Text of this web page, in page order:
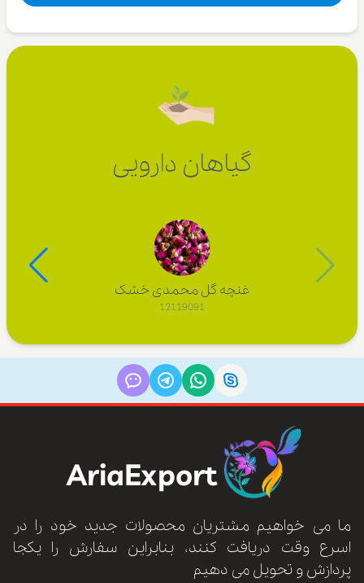
گیاهان دارویی
غنچه گل محمدی خشک
12119091
AriaExport
ما می خواهیم مشتریان محصولات جدید خود را در
اسرع وقت دریافت کنند، بنابراین سفارش را یکجا
پردازش و تحویل می دهیم